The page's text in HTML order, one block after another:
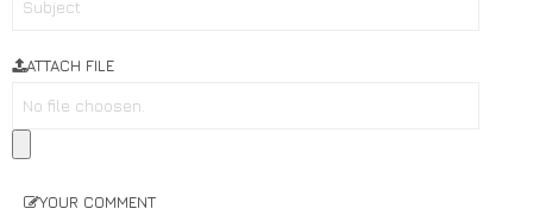
ATTACH FILE
YOUR COMMENT